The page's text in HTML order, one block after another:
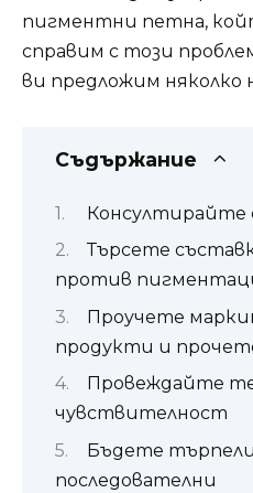
пигментни петна,
справим с този
ви предложим няколко
Съдържание
Консултирайте
Търсете
против
Проучете
продукти и
Провеждайте
чувствителност
Бъдете
последователни